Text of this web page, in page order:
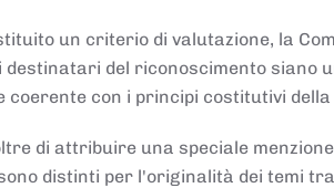
un criterio di valutazione, la
destinatari del riconoscimento
coerente con i principi costitutivi della
di attribuire una speciale
distinti per l'originalità dei temi